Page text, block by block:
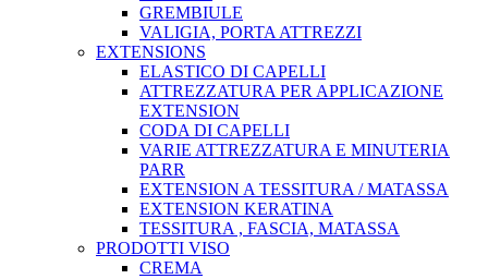
GREMBIULE
VALIGIA, PORTA ATTREZZI
EXTENSIONS
ELASTICO DI CAPELLI
ATTREZZATURA PER APPLICAZIONE
EXTENSION
CODA DI CAPELLI
VARIE ATTREZZATURA E MINUTERIA
PARR
EXTENSION A TESSITURA / MATASSA
EXTENSION KERATINA
TESSITURA , FASCIA, MATASSA
PRODOTTI VISO
CREMA